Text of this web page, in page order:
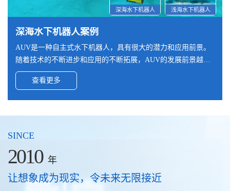
深海水下机器人 浅海水下机器人
深海水下机器人案例
AUV是一种自主式水下机器人，具有很大的潜力和应用前景。
随着技术的不断进步和应用的不断拓展，AUV的发展前景越来
越广阔。根据客户要求，本AUV需满足深海（最深5000米）及
高精度的导航能力。
查看更多
遥操作力反馈工作站案例
遥操作设备包括一个 3D 高清显示器，帮助医生在手术过程中
能可视化且更精准、高效开展。显示器安装在符合人体工程学
的工作站上，带有自然的手柄界面，即使在长时间的手术中也
能提供和支持舒适的手术姿势。
查看更多
人形机器人案例
采取拟人化的设计理念，模仿人类的身体结构，实现与人类更
接近的外观和行为，以便在各种环境中执行任务。‌‌
查看更多
机械臂案例
本款机械臂采用全进口碳纤维材料制作，输出法兰的尺寸和接
口可根据需求设计，该法兰兼容ATI六维力传感器。
查看更多
宇航工具案例
工具在轻量化需求外，还需承受较强的碰撞和冲击，为达到要
求，工具采用全碳纤维材料组合而成。航天工具中，采用碳纤
维材料是最好的选择。
查看更多
高精密高速电机案例
传统电机通常是指普通的交流电动机、直流电动机等，其特点
是旋转速度较慢，精度较低。而精密微型电机是指能够实现高
速、高精度运动控制的电机，其特点是旋转速度快、精度高、
可靠性强。
查看更多
SINCE
2010 年
让想象成为现实，令未来无限接近